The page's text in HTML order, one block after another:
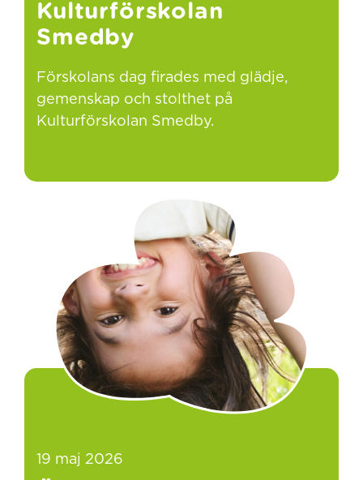
Kulturförskolan
Smedby
Förskolans dag firades med glädje,
gemenskap och stolthet på
Kulturförskolan Smedby.
19 maj 2026